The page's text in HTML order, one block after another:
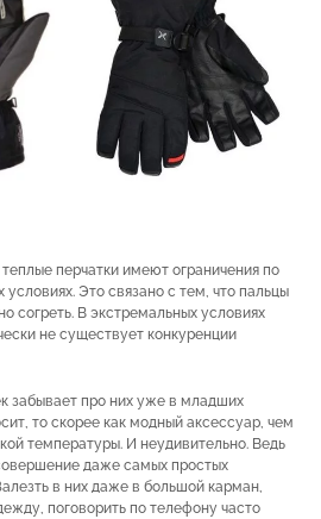
перчатки имеют ограничения по
Это связано с тем, что пальцы
согреть. В экстремальных условиях
не существует конкуренции
забывает про них уже в младших
то скорее как модный аксессуар, чем
температуры. И неудивительно. Ведь
даже самых простых
в них даже в большой карман,
поговорить по телефону часто